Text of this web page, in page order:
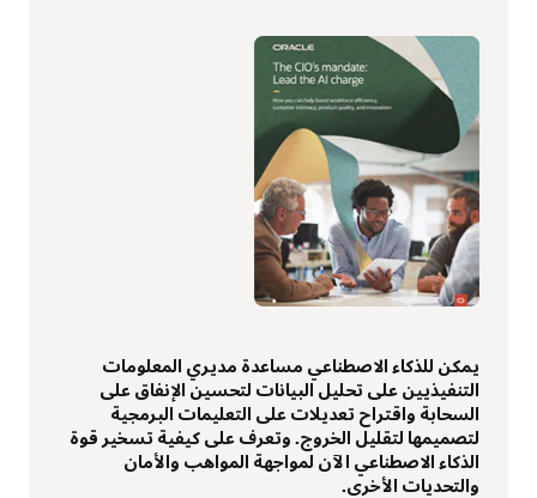
يمكن للذكاء الاصطناعي مساعدة مديري المعلومات
التنفيذيين على تحليل البيانات لتحسين الإنفاق على
السحابة واقتراح تعديلات على التعليمات البرمجية
لتصميمها لتقليل الخروج. وتعرف على كيفية تسخير قوة
الذكاء الاصطناعي الآن لمواجهة المواهب والأمان
والتحديات الأخرى.